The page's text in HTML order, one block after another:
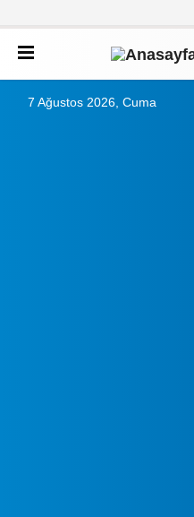
7 Ağustos 2026, Cuma